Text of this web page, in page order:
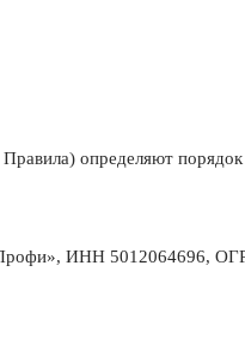
определяют
ИНН 5012064696,